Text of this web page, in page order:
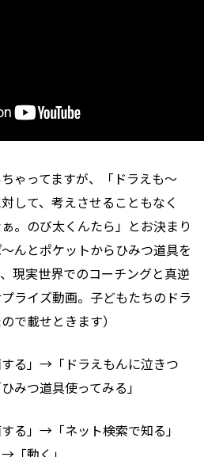
ゃってますが、「ドラえも〜
して、考えさせることもなく
。のび太くんたら」とお決まり
んとポケットからひみつ道具を
現実世界でのコーチングと真逆
ライズ動画。子どもたちのドラ
で載せときます）
る」→「ドラえもんに泣きつ
つ道具使ってみる」
る」→「ネット検索で知る」